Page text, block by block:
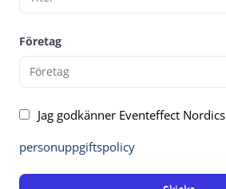
Företag
Jag godkänner Eventeffect Nordics
personuppgiftspolicy